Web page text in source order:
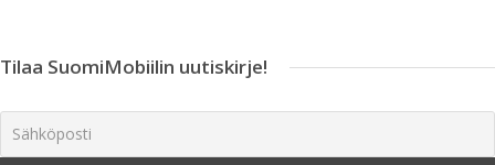
Tilaa SuomiMobiilin uutiskirje!